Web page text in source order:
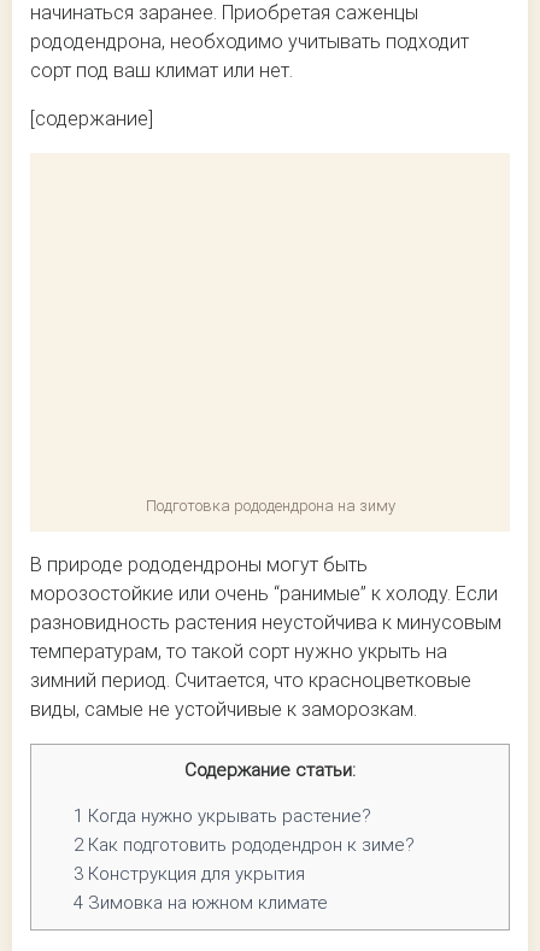
начинаться заранее. Приобретая саженцы
рододендрона, необходимо учитывать подходит
сорт под ваш климат или нет.
[содержание]
Подготовка рододендрона на зиму
В природе рододендроны могут быть
морозостойкие или очень “ранимые” к холоду. Если
разновидность растения неустойчива к минусовым
температурам, то такой сорт нужно укрыть на
зимний период. Считается, что красноцветковые
виды, самые не устойчивые к заморозкам.
Содержание статьи:
1 Когда нужно укрывать растение?
2Как подготовить рододендрон к зиме?
3 Конструкция для укрытия
4 Зимовка на южном климате